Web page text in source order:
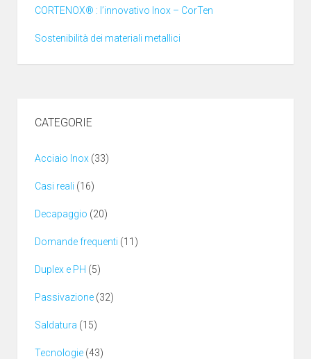
CORTENOX® : l’innovativo Inox – CorTen
Sostenibilità dei materiali metallici
CATEGORIE
Acciaio Inox (33)
Casi reali (16)
Decapaggio (20)
Domande frequenti (11)
Duplex e PH (5)
Passivazione (32)
Saldatura (15)
Tecnologie (43)